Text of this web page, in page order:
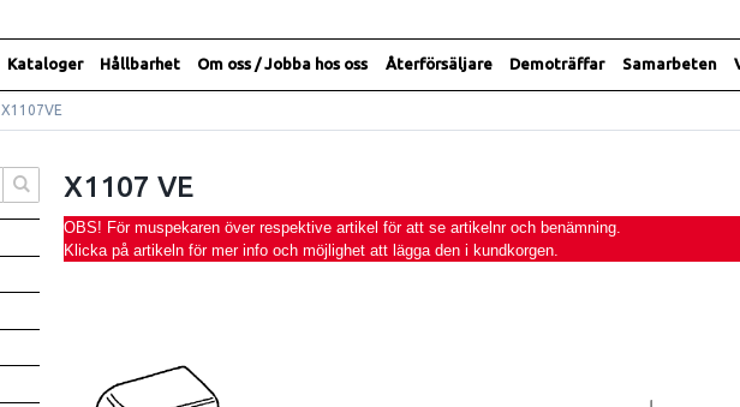
Kataloger Hållbarhet Om oss / Jobba hos oss Återförsäljare Demoträffar Samarbeten
X1107VE
X1107 VE
OBS! För muspekaren över respektive artikel för att se artikelnr och benämning.
Klicka på artikeln för mer info och möjlighet att lägga den i kundkorgen.